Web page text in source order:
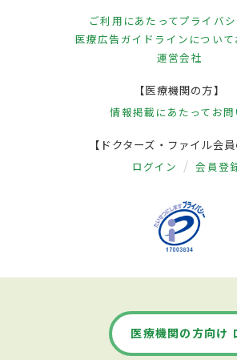
ご利用にあたってプライバ
医療広告ガイドラインについて
運営会社
【医療機関の方】
情報掲載にあたって お
【ドクターズ・ファイル会員
ログイン 会員登
医療機関の方向け